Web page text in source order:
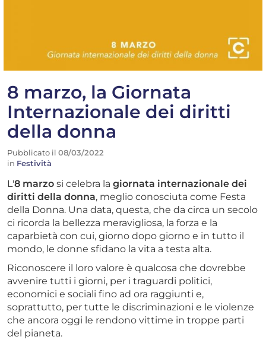
8 marzo, la Giornata
Internazionale dei diritti
della donna
Pubblicato il 08/03/2022
in Festività
L'8 marzo si celebra la giornata internazionale dei
diritti della donna, meglio conosciuta come Festa
della Donna. Una data, questa, che da circa un secolo
ci ricorda la bellezza meravigliosa, la forza e la
caparbietà con cui, giorno dopo giorno e in tutto il
mondo, le donne sfidano la vita a testa alta.
Riconoscere il loro valore è qualcosa che dovrebbe
avvenire tutti i giorni, per i traguardi politici,
economici e sociali fino ad ora raggiunti e,
soprattutto, per tutte le discriminazioni e le violenze
che ancora oggi le rendono vittime in troppe parti
del pianeta.